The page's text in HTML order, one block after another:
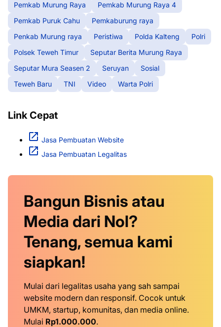
Pemkab Murung Raya
Pemkab Murung Raya 4
Pemkab Puruk Cahu
Pemkaburung raya
Penkab Murung raya
Peristiwa Polda Kalteng
Polri
Polsek Teweh Timur
Seputar Berita Murung Raya
Seputar Mura Seasen 2
Seruyan
Sosial
Teweh Baru
TNI Video Warta Polri
Link Cepat
Jasa Pembuatan Website
Jasa Pembuatan Legalitas
Bangun Bisnis atau
Media dari Nol?
Tenang, semua kami
siapkan!
Mulai dari legalitas usaha yang sah sampai
website modern dan responsif. Cocok untuk
UMKM, startup, komunitas, dan media online.
Mulai Rp1.000.000.